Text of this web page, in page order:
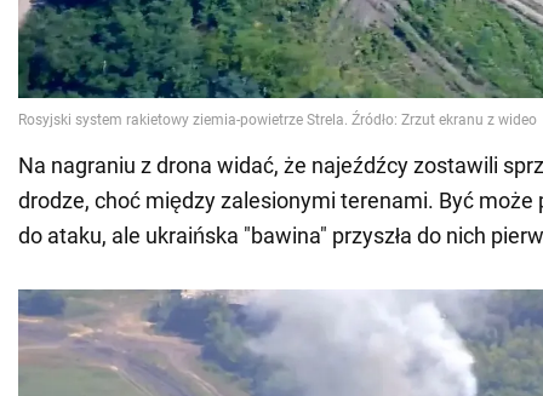
Na nagraniu z drona widać, że najeźdźcy zostawili
drodze, choć między zalesionymi terenami. Być
do ataku, ale ukraińska "bawina" przyszła do nich